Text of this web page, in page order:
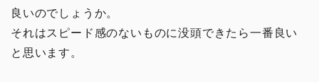
良いのでしょうか。
それはスピード感のないものに没頭できたら一番良い
と思います。